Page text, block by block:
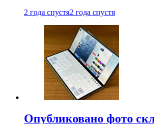
2 года спустя2 года спустя
Опубликовано фото